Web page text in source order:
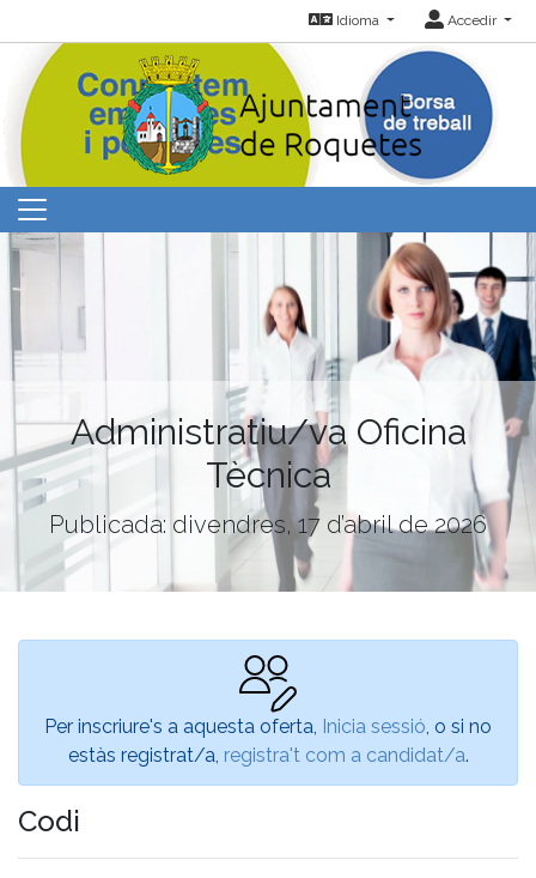
Idioma Accedir
Administratiu/va Oficina
Tècnica
Publicada: divendres, 17 d’abril de 2026
Per inscriure's a aquesta oferta, Inicia sessió , o si no
estàs registrat/a, registra't com a candidat/a.
Codi